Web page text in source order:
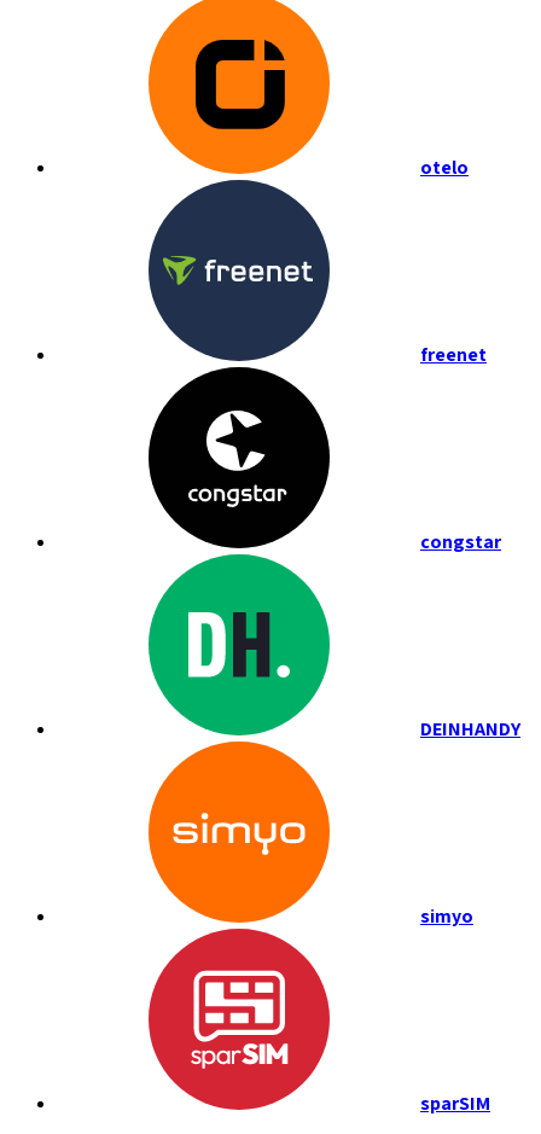
otelo
freenet
congstar
DEINHANDY
simyo
sparSIM